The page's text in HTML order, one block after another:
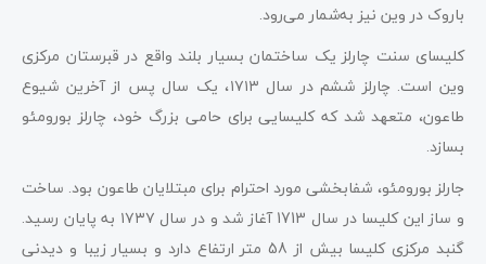
باروک در وین نیز به‌شمار می‌رود.
کلیسای سنت چارلز یک ساختمان بسیار بلند واقع در قبرستان مرکزی
وین است. چارلز ششم در سال ۱۷۱۳، یک سال پس از آخرین شیوع
طاعون، متعهد شد که کلیسایی برای حامی بزرگ خود، چارلز بورومئو
بسازد.
جارلز بورومئو، شفابخشی مورد احترام برای مبتلایان طاعون بود. ساخت
و ساز این کلیسا در سال 1713 آغاز شد و در سال ۱۷۳۷ به پایان رسید.
گنبد مرکزی کلیسا بیش از 58 متر ارتفاع دارد و بسیار زیبا و دیدنی